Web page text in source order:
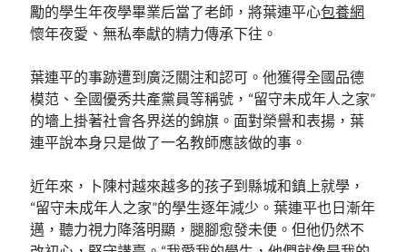
勵的學生年夜學畢業后當了老師，將葉連平心包養網
懷年夜愛、無私奉獻的精力傳承下往。
葉連平的事跡遭到廣泛關注和認可。他獲得全國品德
模范、全國優秀共產黨員等稱號，“留守未成年人之家”
的墻上掛著社會各界送的錦旗。面對榮譽和表揚，葉
連平說本身只是做了一名教師應該做的事。
近年來，卜陳村越來越多的孩子到縣城和鎮上就學，
“留守未成年人之家”的學生逐年減少。葉連平也日漸年
邁，聽力視力降落明顯，腿腳愈發未便。但他仍然不